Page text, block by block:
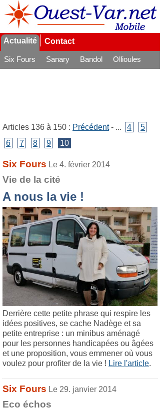
Actualité Contact
Six Fours Sanary Bandol
Ollioules
Articles 136 à 150 : Précédent- ... 4
5
6
7 8 9 10
Six Fours Le 4. février 2014
Vie de la cité
A nous la vie !
Derrière cette petite phrase qui respire les
idées positives, se cache Nadège et sa
petite entreprise : un minibus aménagé
pour les personnes handicapées ou âgées
et une proposition, vous emmener où vous
voulez pour profiter de la vie ! Lire l'article.
Six Fours Le 29. janvier 2014
Eco échos